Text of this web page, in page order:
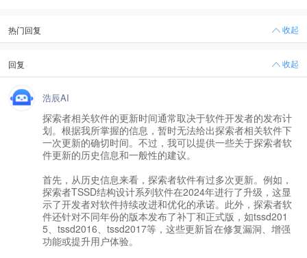
热门回复 收起
回复 收起
浩辰AI
探索者相关软件的更新时间通常取决于软件开发者的发布计
划。根据我所掌握的信息，暂时无法给出探索者相关软件下
一次更新的确切时间。不过，我可以提供一些关于探索者软
件更新的历史信息和一般性的建议。
首先，从历史信息来看，探索者软件有过多次更新。例如，
探索者TSSD结构设计系列软件在2024年进行了升级，这显
示了开发者对软件持续改进和优化的承诺。此外，探索者软
件还针对不同年份的版本发布了补丁和正式版，如tssd201
5、tssd2016、tssd2017等，这些更新旨在修复漏洞、增强
功能或提升用户体验。